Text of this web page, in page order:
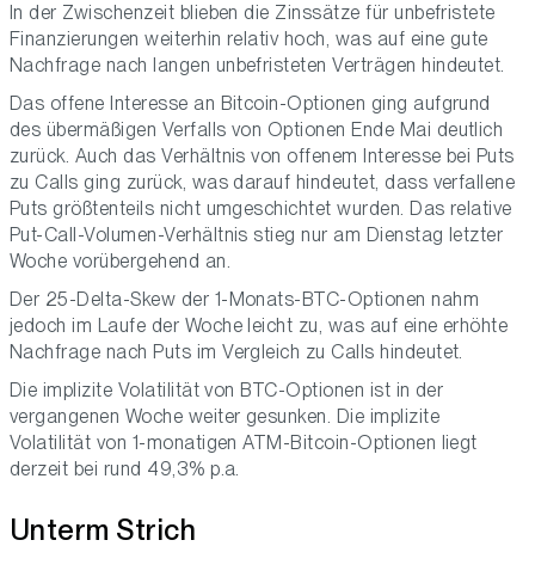
In der Zwischenzeit blieben die Zinssätze für unbefristete
Finanzierungen weiterhin relativ hoch, was auf eine gute
Nachfrage nach langen unbefristeten Verträgen hindeutet.
Das offene Interesse an Bitcoin-Optionen ging aufgrund
des übermäßigen Verfalls von Optionen Ende Mai deutlich
zurück. Auch das Verhältnis von offenem Interesse bei Puts
zu Calls ging zurück, was darauf hindeutet, dass verfallene
Puts größtenteils nicht umgeschichtet wurden. Das relative
Put-Call-Volumen-Verhältnis stieg nur am Dienstag letzter
Woche vorübergehend an.
Der 25-Delta-Skew der 1-Monats-BTC-Optionen nahm
jedoch im Laufe der Woche leicht zu, was auf eine erhöhte
Nachfrage nach Puts im Vergleich zu Calls hindeutet.
Die implizite Volatilität von BTC-Optionen ist in der
vergangenen Woche weiter gesunken. Die implizite
Volatilität von 1-monatigen ATM-Bitcoin-Optionen liegt
derzeit bei rund 49,3% p.a.
Unterm Strich